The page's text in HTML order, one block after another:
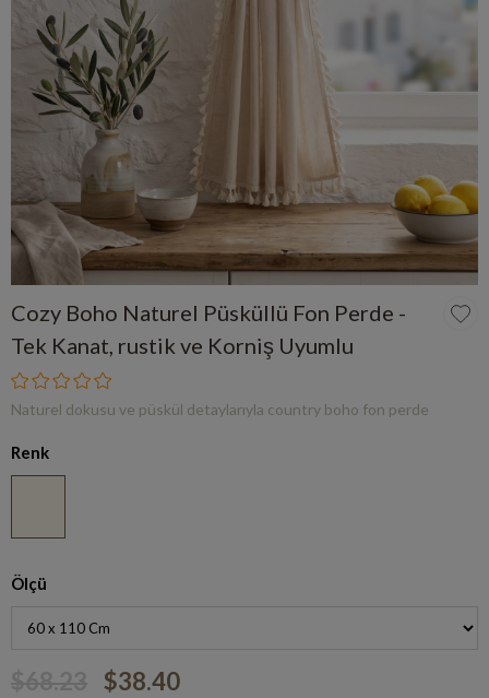
Cozy Boho Naturel Püsküllü Fon Perde -
Tek Kanat, rustik ve Korniş Uyumlu
Naturel dokusu ve püskül detaylarıyla country boho fon perde
Renk
Ölçü
$38.40